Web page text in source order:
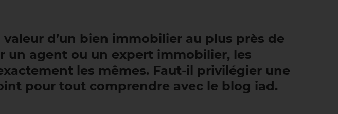
d’un bien immobilier au plus près de
un agent ou un expert immobilier, les
les mêmes. Faut-il privilégier une
pour tout comprendre avec le blog iad.